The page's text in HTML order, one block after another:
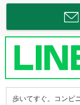
歩いてすぐ。コンビ